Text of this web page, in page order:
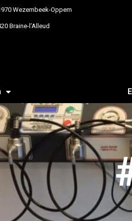
Wezembeek-Oppem
Braine-l’Alleud